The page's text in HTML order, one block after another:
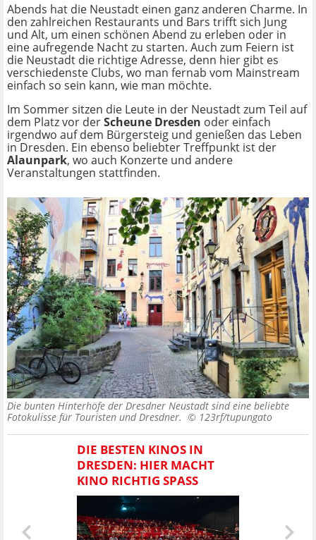
Abends hat die Neustadt einen ganz anderen Charme. In
den zahlreichen Restaurants und Bars trifft sich Jung
und Alt, um einen schönen Abend zu erleben oder in
eine aufregende Nacht zu starten. Auch zum Feiern ist
die Neustadt die richtige Adresse, denn hier gibt es
verschiedenste Clubs, wo man fernab vom Mainstream
einfach so sein kann, wie man möchte.
Im Sommer sitzen die Leute in der Neustadt zum Teil auf
dem Platz vor derScheune Dresden oder einfach
irgendwo auf dem Bürgersteig und genießen das Leben
in Dresden. Ein ebenso beliebter Treffpunkt ist der
Alaunpark, wo auch Konzerte und andere
Veranstaltungen stattfinden.
Die bunten Hinterhöfe der Dresdner Neustadt sind eine beliebte
Fotokulisse für Touristen und Dresdner. © 123rf/tupungato
DIE BESTEN KINOS IN
DRESDEN: HIER MACHT
KINO RICHTIG SPASS